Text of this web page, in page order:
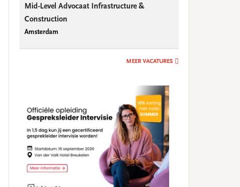
Mid-Level Advocaat Infrastructure &
Construction
Amsterdam
MEER VACATURES